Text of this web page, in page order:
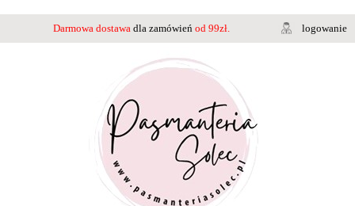
Darmowa dostawa dla zamówień od 99zł. logowanie